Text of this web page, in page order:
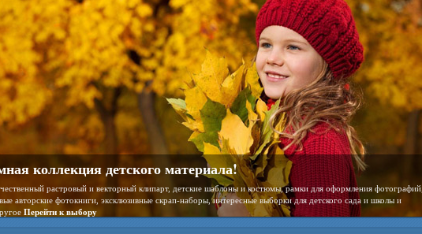
коллекция детского материала!
растровый и векторный клипарт, детские шаблоны и костюмы, рамки для оформления фотографий,
авторские фотокниги, эксклюзивные скрап-наборы, интересные выборки для детского сада и школы и
Перейти к выбору